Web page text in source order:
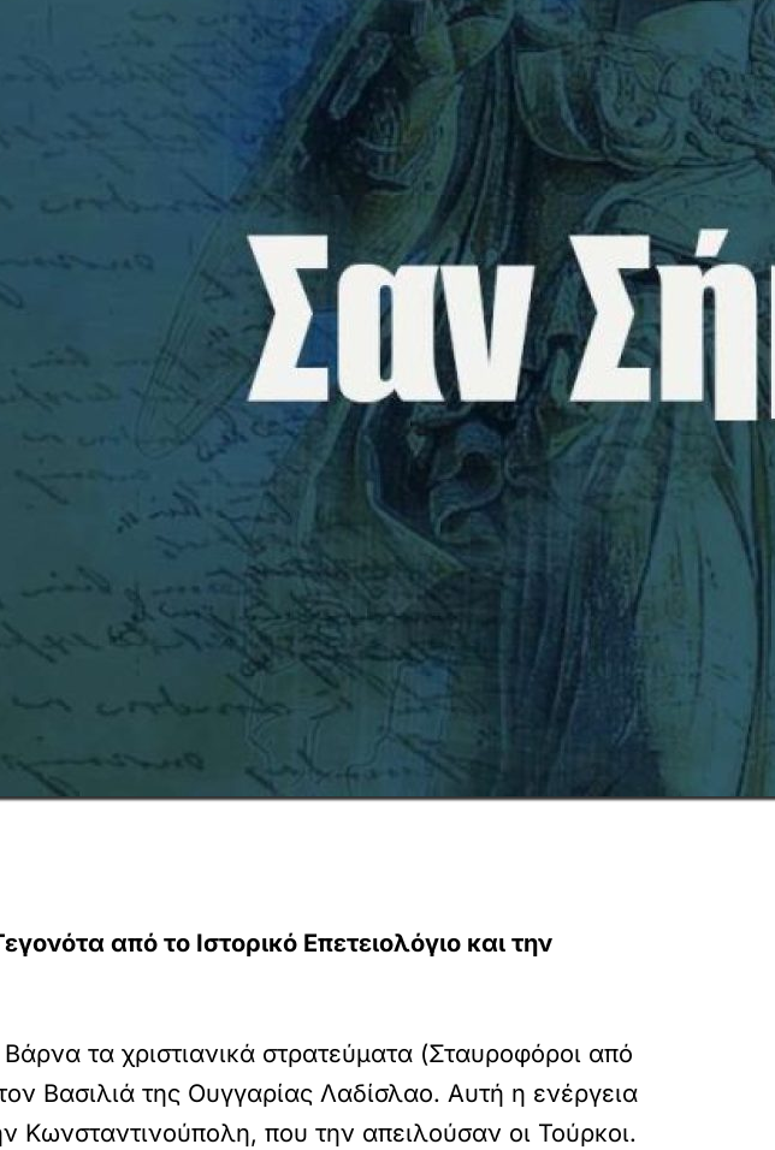
από το Ιστορικό Επετειολόγιο και την
τα χριστιανικά στρατεύματα (Σταυροφόροι από
Βασιλιά της Ουγγαρίας Λαδίσλαο. Αυτή η ενέργεια
Κωνσταντινούπολη, που την απειλούσαν οι Τούρκοι.